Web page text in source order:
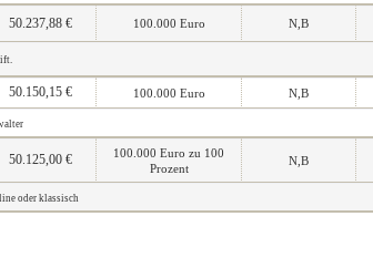
50.237,88 € 100.000 Euro N,B
50.150,15 € 100.000 Euro N,B
50.125,00 €
100.000 Euro zu 100
Prozent
N,B
oder klassisch